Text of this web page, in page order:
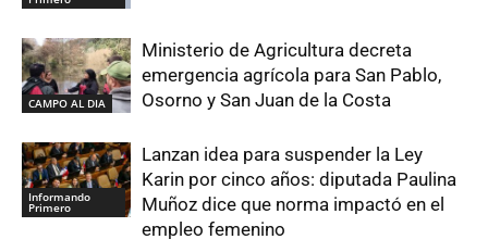
CAMPO AL DIA
Ministerio de Agricultura decreta
emergencia agrícola para San Pablo,
Osorno y San Juan de la Costa
Informando
Primero
Lanzan idea para suspender la Ley
Karin por cinco años: diputada Paulina
Muñoz dice que norma impactó en el
empleo femenino